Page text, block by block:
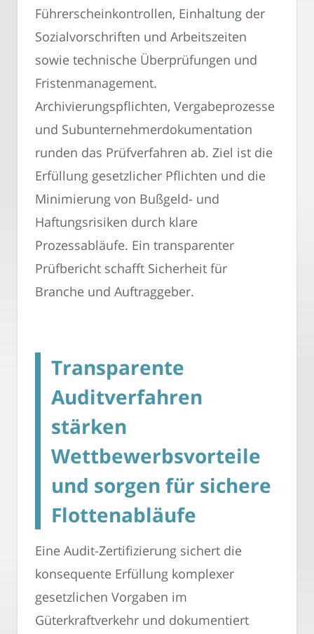
Führerscheinkontrollen, Einhaltung der
Sozialvorschriften und Arbeitszeiten
sowie technische Überprüfungen und
Fristenmanagement.
Archivierungspflichten, Vergabeprozesse
und Subunternehmerdokumentation
runden das Prüfverfahren ab. Ziel ist die
Erfüllung gesetzlicher Pflichten und die
Minimierung von Bußgeld- und
Haftungsrisiken durch klare
Prozessabläufe. Ein transparenter
Prüfbericht schafft Sicherheit für
Branche und Auftraggeber.
Transparente
Auditverfahren
stärken
Wettbewerbsvorteile
und sorgen für sichere
Flottenabläufe
Eine Audit-Zertifizierung sichert die
konsequente Erfüllung komplexer
gesetzlichen Vorgaben im
Güterkraftverkehr und dokumentiert